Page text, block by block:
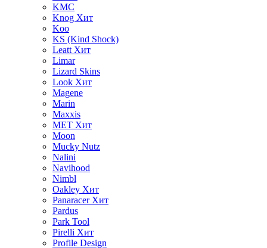
KMC
Knog Хит
Koo
KS (Kind Shock)
Leatt Хит
Limar
Lizard Skins
Look Хит
Magene
Marin
Maxxis
MET Хит
Moon
Mucky Nutz
Nalini
Navihood
Nimbl
Oakley Хит
Panaracer Хит
Pardus
Park Tool
Pirelli Хит
Profile Design